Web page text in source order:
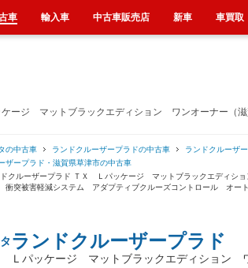
ージ マットブラックエディション ワンオーナー（滋
の中古車 ランドクルーザープラドの中古車
ランドクルーザ
ザープラド・滋賀県草津市の中古車
ドクルーザープラド ＴＸ Ｌパッケージ マットブラックエディ
衝突被害軽減システム アダプティブクルーズコントロール オ
ランドクルーザープラド
Ｌパッケージ マットブラックエディション
車 輸入車 中古車販売店 新車 車買取